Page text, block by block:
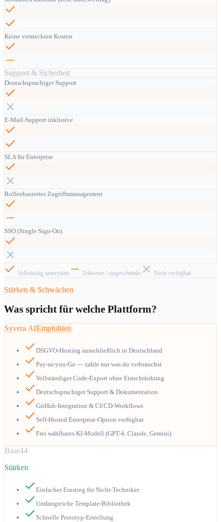
Keine versteckten Kosten
Support & Sicherheit
Deutschsprachiger Support
E-Mail-Support inklusive
SLA für Enterprise
Rollenbasiertes Zugriffsmanagement
SSO (Single Sign-On)
Vollständig unterstützt Teilweise / eingeschränkt Nicht verfügbar
Stärken & Schwächen
Was spricht für welche Plattform?
Syvera AIEmpfohlen
DSGVO-Hosting ausschließlich in Deutschland
Pay-as-you-Go — zahle nur was du verbrauchst
Vollständiger Code-Export ohne Einschränkung
Deutschsprachiger Support & Dokumentation
GitHub-Integration & CI/CD-Workflows
Self-Hosted Enterprise-Option verfügbar
Frei wählbares KI-Modell (GPT-4, Claude, Gemini)
Base44
Stärken
Einfacher Einstieg für Nicht-Techniker
Umfangreiche Template-Bibliothek
Schnelle Prototyp-Erstellung